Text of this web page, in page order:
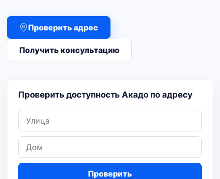
Проверить адрес
Получить консультацию
Проверить доступность Акадо по адресу
Улица
Дом
Проверить